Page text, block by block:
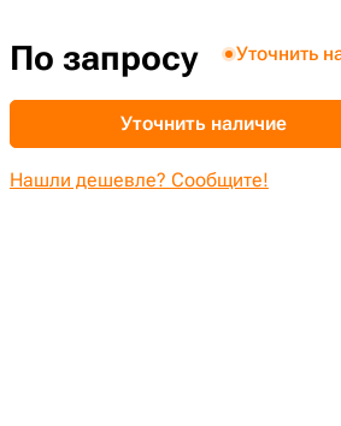
По запросу Уточнить
Уточнить наличие
Нашли дешевле? Сообщите!